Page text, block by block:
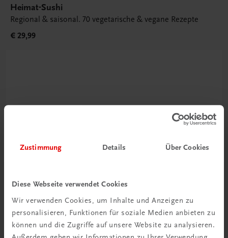
Zustimmung Details Über Cookies
Diese Webseite verwendet Cookies
Wir verwenden Cookies, um Inhalte und Anzeigen zu
personalisieren, Funktionen für soziale Medien anbieten zu
können und die Zugriffe auf unsere Website zu analysieren.
Heimat-Sushi
Regional & saisonal. 70 vegetarische & vegane Rezepte
€ 29,99
& Versandkosten sparen
Jetzt anmelden